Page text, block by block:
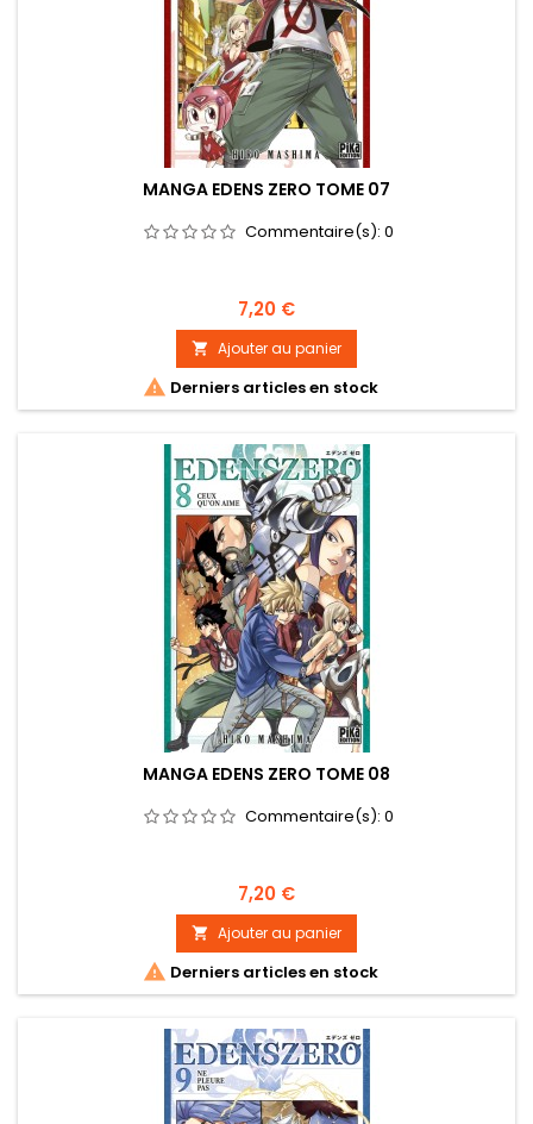
MANGA EDENS ZERO TOME 07
Commentaire(s): 0
Prix
7,20 €
 Ajouter au panier
 Derniers articles en stock
MANGA EDENS ZERO TOME 08
Commentaire(s): 0
Prix
7,20 €
 Ajouter au panier
 Derniers articles en stock